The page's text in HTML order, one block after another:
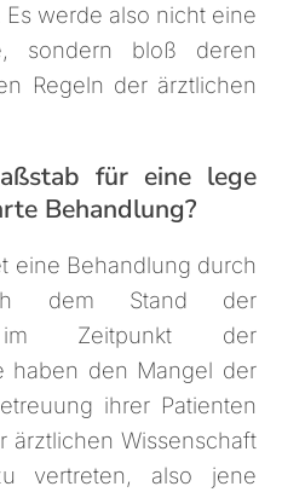
werde also nicht eine
sondern bloß deren
Regeln der ärztlichen
für eine lege
Behandlung?
eine Behandlung durch
dem Stand der
im Zeitpunkt der
haben den Mangel der
ihrer Patienten
ärztlichen Wissenschaft
vertreten, also jene